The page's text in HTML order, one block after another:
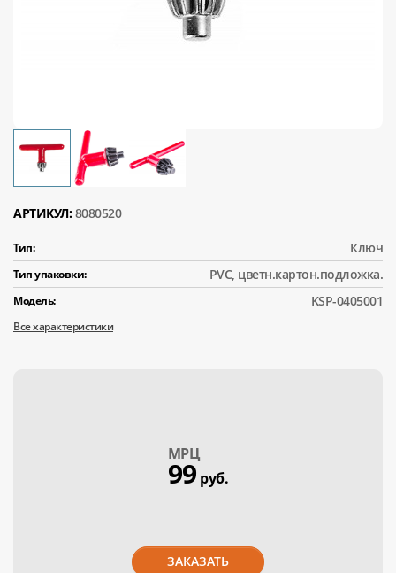
АРТИКУЛ: 8080520
Тип: Ключ
Тип упаковки: PVC, цветн.картон.подложка.
Модель: KSP-0405001
Все характеристики
МPЦ
99 руб.
ЗАКАЗАТЬ